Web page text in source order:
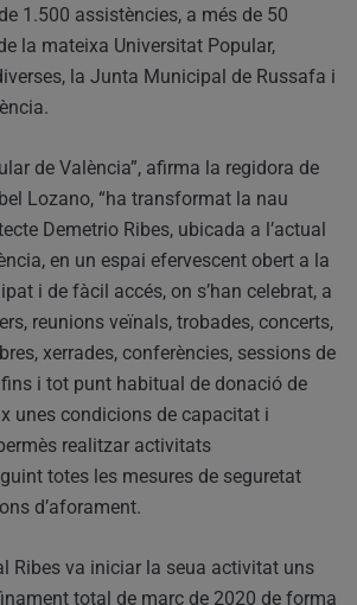
1.500 assistències, a més de 50
la mateixa Universitat Popular,
la Junta Municipal de Russafa i
de València”, afirma la regidora de
Lozano, “ha transformat la nau
Demetrio Ribes, ubicada a l’actual
en un espai efervescent obert a la
i de fàcil accés, on s’han celebrat, a
reunions veïnals, trobades, concerts,
xerrades, conferències, sessions de
i tot punt habitual de donació de
unes condicions de capacitat i
realitzar activitats
totes les mesures de seguretat
d’aforament.
Ribes va iniciar la seua activitat uns
total de març de 2020 de forma